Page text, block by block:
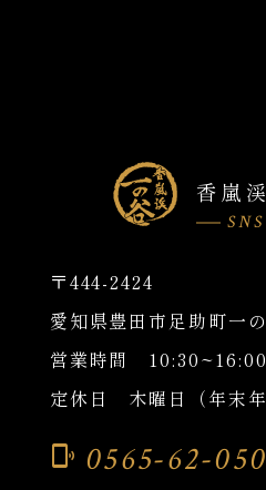
香嵐
SNS
〒444-2424
愛知県豊田市足助町一
営業時間 10:30~16:00
定休日 木曜日（年末年
phonelink_ring 0565-62-